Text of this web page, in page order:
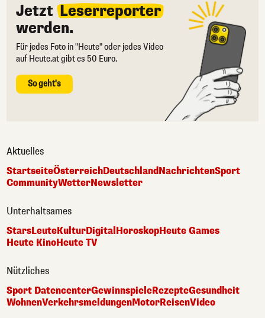
Jetzt Leserreporter
werden.
Für jedes Foto in "Heute" oder jedes Video
auf Heute.at gibt es 50 Euro.
So geht's
Aktuelles
StartseiteÖsterreichDeutschlandNachrichtenSport
CommunityWetterNewsletter
Unterhaltsames
StarsLeuteKulturDigitalHoroskopHeute Games
Heute KinoHeute TV
Nützliches
Sport DatencenterGewinnspieleRezepteGesundheit
WohnenVerkehrsmeldungenMotorReisenVideo